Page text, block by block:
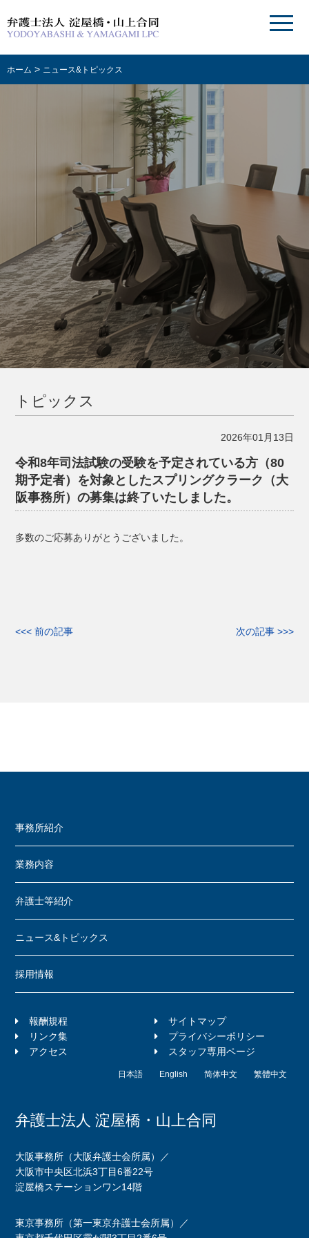
ホーム > ニュース&トピックス
トピックス
2026年01月13日
令和8年司法試験の受験を予定されている方（80
期予定者）を対象としたスプリングクラーク（大
阪事務所）の募集は終了いたしました。
多数のご応募ありがとうございました。
<<< 前の記事 次の記事 >>>
事務所紹介
業務内容
弁護士等紹介
ニュース&トピックス
採用情報
報酬規程
サイトマップ
リンク集
プライバシーポリシー
アクセス
スタッフ専用ページ
日本語 English 简体中文 繁體中文
弁護士法人 淀屋橋・山上合同
大阪事務所（大阪弁護士会所属）／
大阪市中央区北浜3丁目6番22号
淀屋橋ステーションワン14階
東京事務所（第一東京弁護士会所属）／